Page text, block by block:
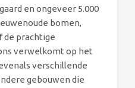
en ongeveer 5.000
bomen,
de prachtige
verwelkomt op het
verschillende
gebouwen die